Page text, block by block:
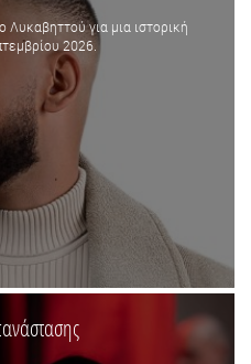
Λυκαβηττού για μια ιστορική
2026.